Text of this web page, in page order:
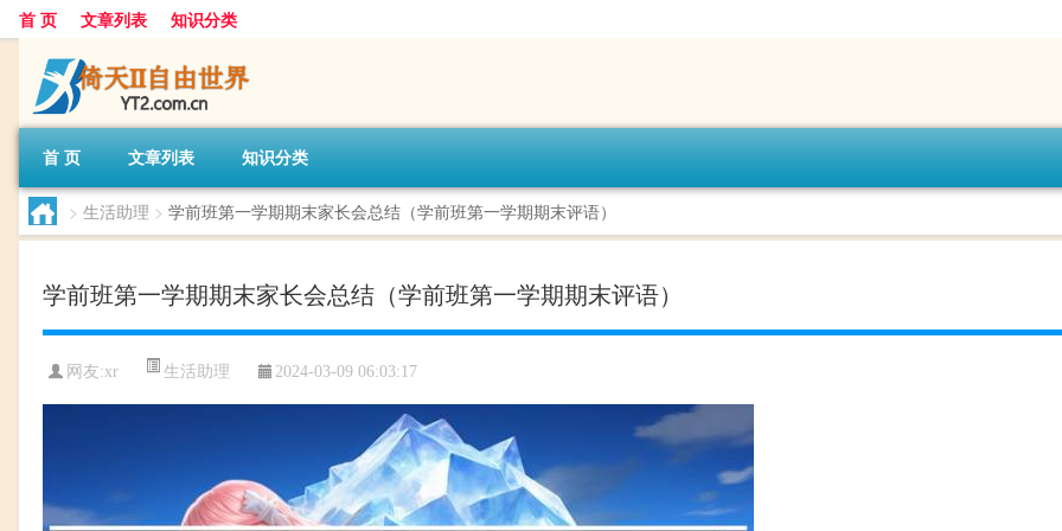
首 页 文章列表 知识分类
首 页 文章列表 知识分类
> 生活助理 > 学前班第一学期期末家长会总结（学前班第一学期期末评语）
学前班第一学期期末家长会总结（学前班第一学期期末评语）
网友:xr 生活助理 2024-03-09 06:03:17